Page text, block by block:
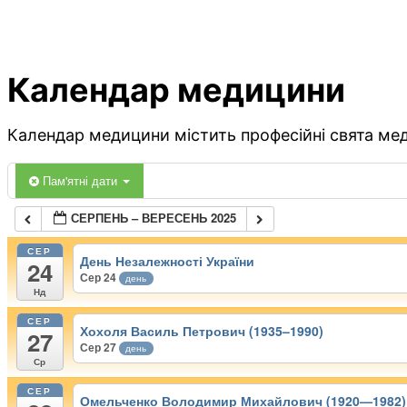
Календар медицини
Календар медицини містить професійні свята
Пам'ятні дати
СЕРПЕНЬ – ВЕРЕСЕНЬ 2025
СЕР
24
Нд
День Незалежності України
Сер 24 день
СЕР
27
Ср
Хохоля Василь Петрович (1935–1990)
Сер 27 день
СЕР
Омельченко Володимир Михайлович (1920—1982)